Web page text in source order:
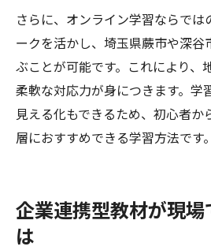
さらに、オンライン学習ならでは
ークを活かし、埼玉県蕨市や深谷
ぶことが可能です。これにより、
柔軟な対応力が身につきます。学
見える化もできるため、初心者か
層におすすめできる学習方法です。
企業連携型教材が現
は